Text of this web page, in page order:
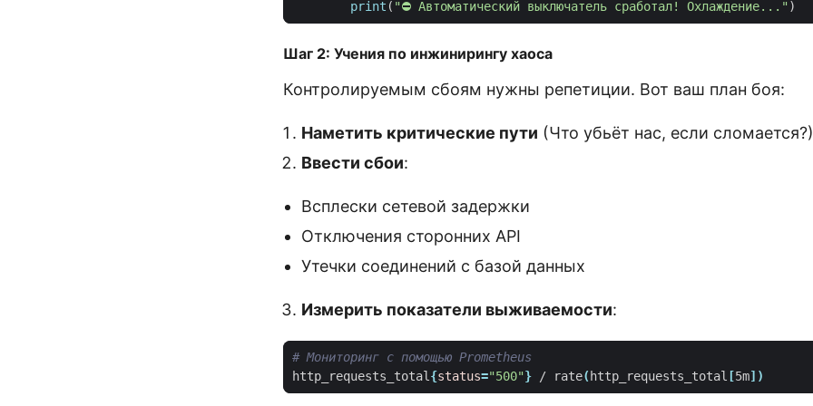
print ( "⛔ Автоматический выключатель сработал! Охлаждение...")
Шаг 2: Учения по инжинирингу хаоса
Контролируемым сбоям нужны репетиции. Вот ваш план боя:
Наметить критические пути (Что убьёт нас, если сломается?)
Ввести сбои:
Всплески сетевой задержки
Отключения сторонних API
Утечки соединений с базой данных
Измерить показатели выживаемости:
# Мониторинг с помощью Prometheus
http_requests_total{status="500"} / rate( http_requests_total [5m])